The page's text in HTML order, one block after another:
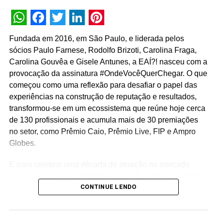
cerimônias da convecção, que também contou com
palestra de Lars Grael, duas vezes medalhista Olímpico e
que trouxe a motivação e superação como temas centrais
para a plenária do evento. Para Camila Lizi Benelli, da
Bauducco, contar com a expertise e resiliência do time
Renase foi fundamental para o sucesso do evento.
“Deixamos Itu com o sorriso de dever cumprido no rosto e
com os melhores feedbacks de nossos convidados.
Realizar um evento tão importante e complexo como essa
convenção implica na total integração e confiança com
nossos parceiros”, destacou a cliente.
Mynd se transforma para a nova geração do
marketing de influência
WhatsApp
Facebook
Twitter
LinkedIn
Pinterest
Fundada em 2016, em São Paulo, e liderada pelos
sócios Paulo Farnese, Rodolfo Brizoti, Carolina Fraga,
Carolina Gouvêa e Gisele Antunes, a EAÍ?! nasceu com a
provocação da assinatura #OndeVocêQuerChegar. O que
começou como uma reflexão para desafiar o papel das
experiências na construção de reputação e resultados,
transformou-se em um ecossistema que reúne hoje cerca
de 130 profissionais e acumula mais de 30 premiações
no setor, como Prêmio Caio, Prêmio Live, FIP e Ampro
Globes.
do live marketing e da comunicação corporativa, a
Primeiros”. Sob o mote “como se fosse o primeiro”, a
CONTINUE LENDO